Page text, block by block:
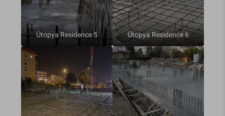
Ütopya Residence 5 Ütopya Residence 6